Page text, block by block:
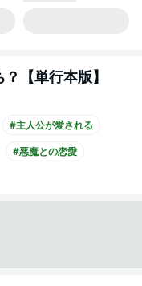
【単行本版】
#主人公が愛される
#悪魔との恋愛